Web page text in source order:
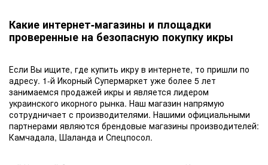
Какие интернет-магазины и площадки
проверенные на безопасную покупку икры
Если Вы ищите, где купить икру в интернете, то пришли по
адресу. 1-й Икорный Супермаркет уже более 5 лет
занимаемся продажей икры и является лидером
украинского икорного рынка. Наш магазин напрямую
сотрудничает с производителями. Нашими официальными
партнерами являются брендовые магазины производителей:
Камчадала, Шаланда и Спецпосол.